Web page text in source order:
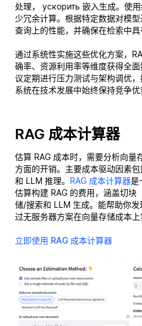
处理， ускорить 嵌入生成。使
少冗余计算。根据特定数据对模
查询上的性能，并确保在检索中具
通过系统性实施这些优化方案，
确率、资源利用率等维度获得全
议定期进行压力测试与架构调优
系统在技术发展中始终保持竞争优
RAG 成本计算器
估算 RAG 成本时，需要分析向量
方面的开销。主要成本驱动因素
和 LLM 推理。 RAG 成本计算器是
估算构建 RAG 的费用，涵盖切
储/搜索和 LLM 生成。能帮助你
过无服务器方案在向量存储成本上
立即使用 RAG 成本计算器